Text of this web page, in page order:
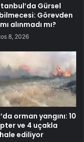
Gürsel
Görevden
alınmadı mı?
8, 2026
orman yangını: 10
ve 4 uçakla
ediliyor